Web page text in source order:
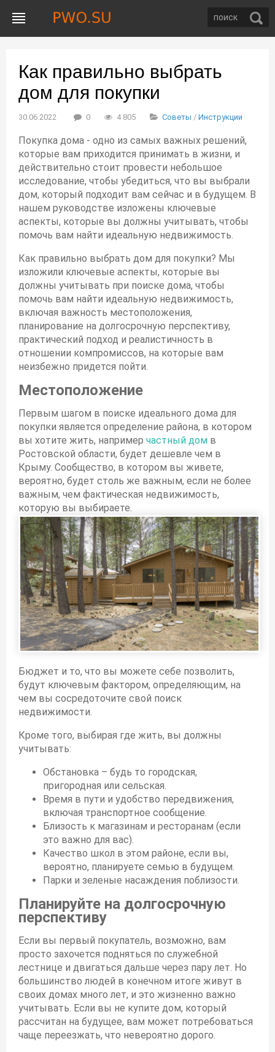
Как правильно выбрать
дом для покупки
30.06.2022 0 4 805 Советы / Инструкции
Покупка дома - одно из самых важных решений,
которые вам приходится принимать в жизни, и
действительно стоит провести небольшое
исследование, чтобы убедиться, что вы выбрали
дом, который подходит вам сейчас и в будущем. В
нашем руководстве изложены ключевые
аспекты, которые вы должны учитывать, чтобы
помочь вам найти идеальную недвижимость.
Как правильно выбрать дом для покупки? Мы
изложили ключевые аспекты, которые вы
должны учитывать при поиске дома, чтобы
помочь вам найти идеальную недвижимость,
включая важность местоположения,
планирование на долгосрочную перспективу,
практический подход и реалистичность в
отношении компромиссов, на которые вам
неизбежно придется пойти.
Местоположение
Первым шагом в поиске идеального дома для
покупки является определение района, в котором
вы хотите жить, например частный дом в
Ростовской области, будет дешевле чем в
Крыму. Сообщество, в котором вы живете,
вероятно, будет столь же важным, если не более
важным, чем фактическая недвижимость,
которую вы выбираете.
Бюджет и то, что вы можете себе позволить,
будут ключевым фактором, определяющим, на
чем вы сосредоточите свой поиск
недвижимости.
Кроме того, выбирая где жить, вы должны
учитывать:
Обстановка – будь то городская,
пригородная или сельская.
Время в пути и удобство передвижения,
включая транспортное сообщение.
Близость к магазинам и ресторанам (если
это важно для вас).
Качество школ в этом районе, если вы,
вероятно, планируете семью в будущем.
Парки и зеленые насаждения поблизости.
Планируйте на долгосрочную
перспективу
Если вы первый покупатель, возможно, вам
просто захочется подняться по служебной
лестнице и двигаться дальше через пару лет. Но
большинство людей в конечном итоге живут в
своих домах много лет, и это жизненно важно
учитывать. Если вы не купите дом, который
рассчитан на будущее, вам может потребоваться
чаще переезжать, что невероятно дорого.